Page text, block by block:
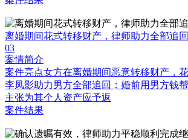
离婚期间花式转移财产，律师助力全部追回
03
案情简介
案件亮点女方在离婚期间恶意转移财产，
李凤影助力男方全部追回；婚前用男方钱
主张为其个人资产应予返
案件结果